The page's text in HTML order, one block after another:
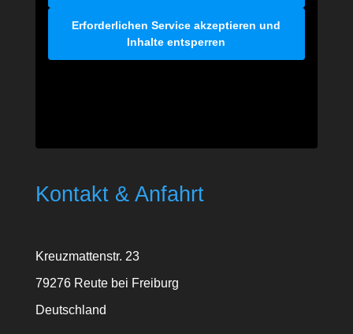
Erforderlichen Service akzeptieren und
Inhalte entsperren
Kontakt & Anfahrt
Kreuzmattenstr. 23
79276 Reute bei Freiburg
Deutschland